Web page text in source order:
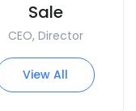
Sale
CEO, Director
View All